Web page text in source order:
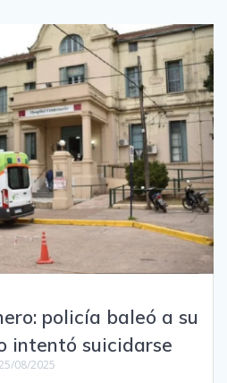
policía baleó a su
intentó suicidarse
08/2025